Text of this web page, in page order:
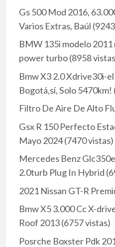
Gs 500 Mod 2016,
Varios Extras, Baúl
BMW 135i modelo
power turbo(8958
Bmw X3 2.0 Xdrive30i-
Bogotá,sí, Solo 5470km!
Filtro De Aire De Alto
Gsx R 150 Perfecto
Mayo 2024(7470 vistas)
Mercedes Benz
2.0turb Plug In Hybrid
2021 Nissan GT-R
Bmw X5 3.000 Cc X-
Roof 2013(6757 vistas)
Posrche Boxster Pdk